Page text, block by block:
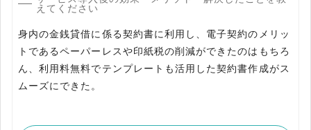
えてください
身内の金銭貸借に係る契約書に利用し、電子契約のメリッ
トであるペーパーレスや印紙税の削減ができたのはもちろ
ん、利用料無料でテンプレートも活用した契約書作成がス
ムーズにできた。